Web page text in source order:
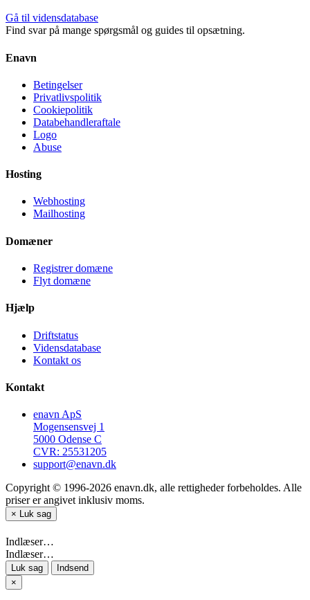
Gå til vidensdatabase
Find svar på mange spørgsmål og guides til opsætning.
Enavn
Betingelser
Privatlivspolitik
Cookiepolitik
Databehandleraftale
Logo
Abuse
Hosting
Webhosting
Mailhosting
Domæner
Registrer domæne
Flyt domæne
Hjælp
Driftstatus
Vidensdatabase
Kontakt os
Kontakt
enavn ApS
Mogensensvej 1
5000 Odense C
CVR: 25531205
support@enavn.dk
Copyright © 1996-2026 enavn.dk, alle rettigheder forbeholdes. Alle
priser er angivet inklusiv moms.
× Luk sag
Indlæser…
Indlæser…
Luk sag
Indsend
×